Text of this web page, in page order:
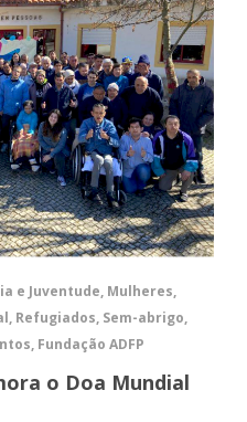
e Juventude, Mulheres,
Refugiados, Sem-abrigo,
Fundação ADFP
o Doa Mundial